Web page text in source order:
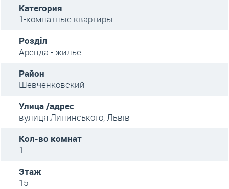
Категория
1-комнатные квартиры
Розділ
Аренда - жилье
Район
Шевченковский
Улица /адрес
вулиця Липинського, Львів
Кол-во комнат
1
Этаж
15